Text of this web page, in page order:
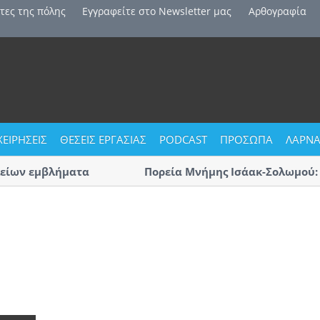
της πόλης Εγγραφείτε στο Newsletter μας Αρθογραφία
ΘΕΣΕΙΣ ΕΡΓΑΣΙΑΣ PODCAST ΠΡΟΣΩΠΑ
εμβλήματα
Πορεία Μνήμης Ισάακ-Σολωμού:
Αύριο η μεγάλη πορεία «με